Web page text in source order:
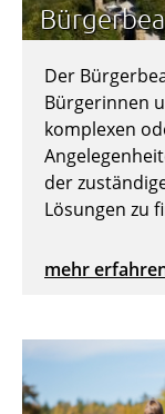
Der
Bürgerinnen
komplexen
der
Lösungen zu
mehr